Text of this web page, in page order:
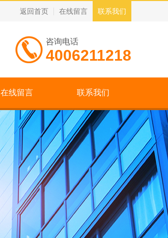
返回首页 在线留言 联系我们
咨询电话
4006211218
在线留言 联系我们